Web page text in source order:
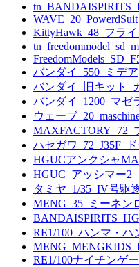
WAVE_20_PowerdSuit
KittyHawk_48_フラ
バンダイ_550_ミデア
バンダイ_旧キット_
バンダイ_1200_マゼ
ウェーブ
MAXFACTORY_72_
ハセガワ_72_J35F_
HGUCアンクシャ
HGUC_アッシマー2
タミヤ_1/35_IV号駆
MENG_35_ミーネン
RE1/100_ハンマ・ハ
RE1/100ナイチンゲ